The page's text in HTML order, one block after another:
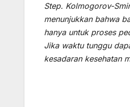
Step. Kolmogorov-
menunjukkan bahwa
hanya untuk proses
Jika waktu tunggu
kesadaran kesehatan